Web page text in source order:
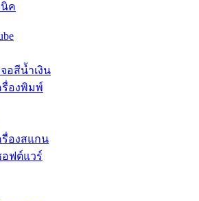
นิค
อสีน้ำเงิน
รื่องพิมพ์
รื่องสแกน
อฟต์แวร์